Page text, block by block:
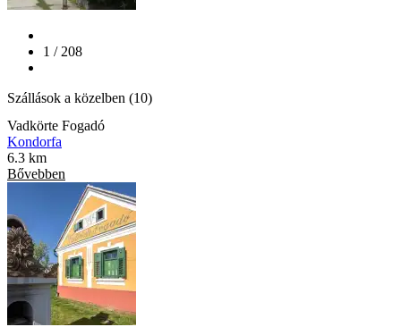
1 / 208
Szállások a közelben (10)
Vadkörte Fogadó
Kondorfa
6.3 km
Bővebben